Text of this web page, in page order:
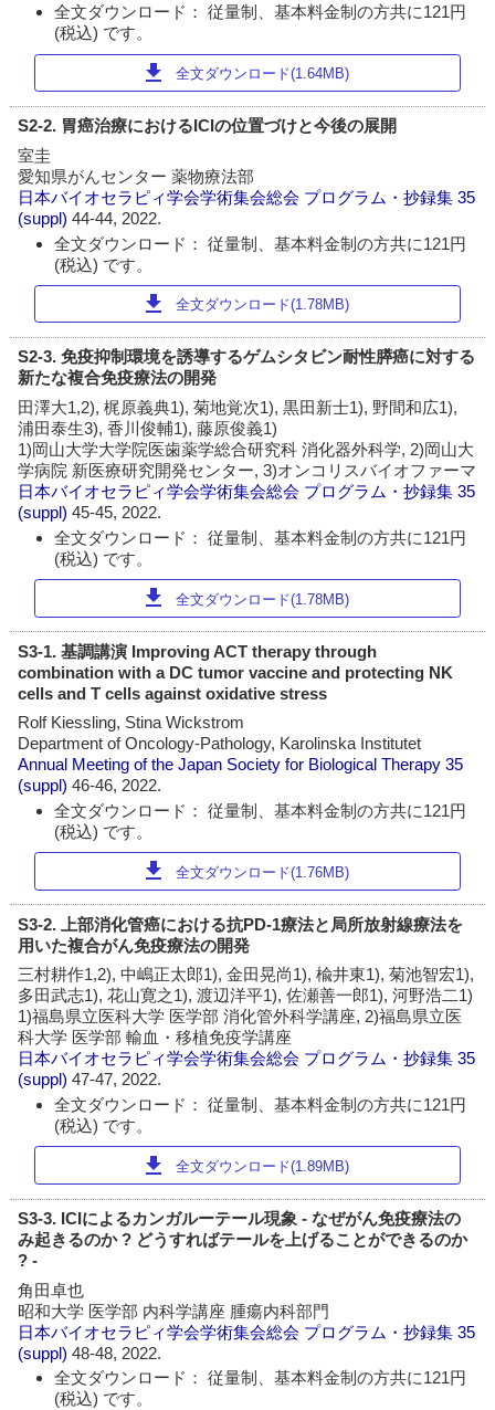
全文ダウンロード： 従量制、基本料金制の方共に121円
(税込) です。
download 全文ダウンロード(1.64MB)
S2-2. 胃癌治療におけるICIの位置づけと今後の展開
室圭
愛知県がんセンター 薬物療法部
日本バイオセラピィ学会学術集会総会 プログラム・抄録集 35
(suppl)44-44, 2022.
全文ダウンロード： 従量制、基本料金制の方共に121円
(税込) です。
download 全文ダウンロード(1.78MB)
S2-3. 免疫抑制環境を誘導するゲムシタビン耐性膵癌に対する
新たな複合免疫療法の開発
田澤大1,2), 梶原義典1), 菊地覚次1), 黒田新士1), 野間和広1),
浦田泰生3), 香川俊輔1), 藤原俊義1)
1)岡山大学大学院医歯薬学総合研究科 消化器外科学, 2)岡山大
学病院 新医療研究開発センター, 3)オンコリスバイオファーマ
日本バイオセラピィ学会学術集会総会 プログラム・抄録集 35
(suppl)45-45, 2022.
全文ダウンロード： 従量制、基本料金制の方共に121円
(税込) です。
download 全文ダウンロード(1.78MB)
S3-1. 基調講演 Improving ACT therapy through
combination with a DC tumor vaccine and protecting NK
cells and T cells against oxidative stress
Rolf Kiessling, Stina Wickstrom
Department of Oncology-Pathology, Karolinska Institutet
Annual Meeting of the Japan Society for Biological Therapy 35
(suppl)46-46, 2022.
全文ダウンロード： 従量制、基本料金制の方共に121円
(税込) です。
download 全文ダウンロード(1.76MB)
S3-2. 上部消化管癌における抗PD-1療法と局所放射線療法を
用いた複合がん免疫療法の開発
三村耕作1,2), 中嶋正太郎1), 金田晃尚1), 楡井東1), 菊池智宏1),
多田武志1), 花山寛之1), 渡辺洋平1), 佐瀬善一郎1), 河野浩二1)
1)福島県立医科大学 医学部 消化管外科学講座, 2)福島県立医
科大学 医学部 輸血・移植免疫学講座
日本バイオセラピィ学会学術集会総会 プログラム・抄録集 35
(suppl)47-47, 2022.
全文ダウンロード： 従量制、基本料金制の方共に121円
(税込) です。
download 全文ダウンロード(1.89MB)
S3-3. ICIによるカンガルーテール現象 - なぜがん免疫療法の
み起きるのか ? どうすればテールを上げることができるのか
? -
角田卓也
昭和大学 医学部 内科学講座 腫瘍内科部門
日本バイオセラピィ学会学術集会総会 プログラム・抄録集 35
(suppl)48-48, 2022.
全文ダウンロード： 従量制、基本料金制の方共に121円
(税込) です。